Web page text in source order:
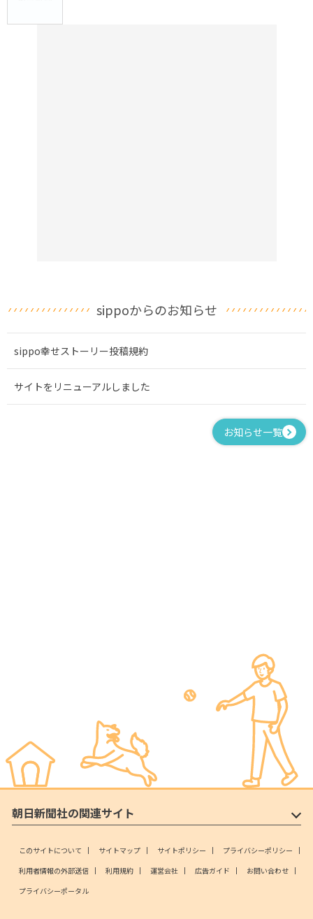
sippoからのお知らせ
sippo幸せストーリー投稿規約
サイトをリニューアルしました
お知らせ一覧
朝日新聞社の関連サイト
このサイトについて サイトマップ サイトポリシー
プライバシーポリシー
利用者情報の外部送信
利用規約 運営会社 広告ガイド
お問い合わせ
プライバシーポータル